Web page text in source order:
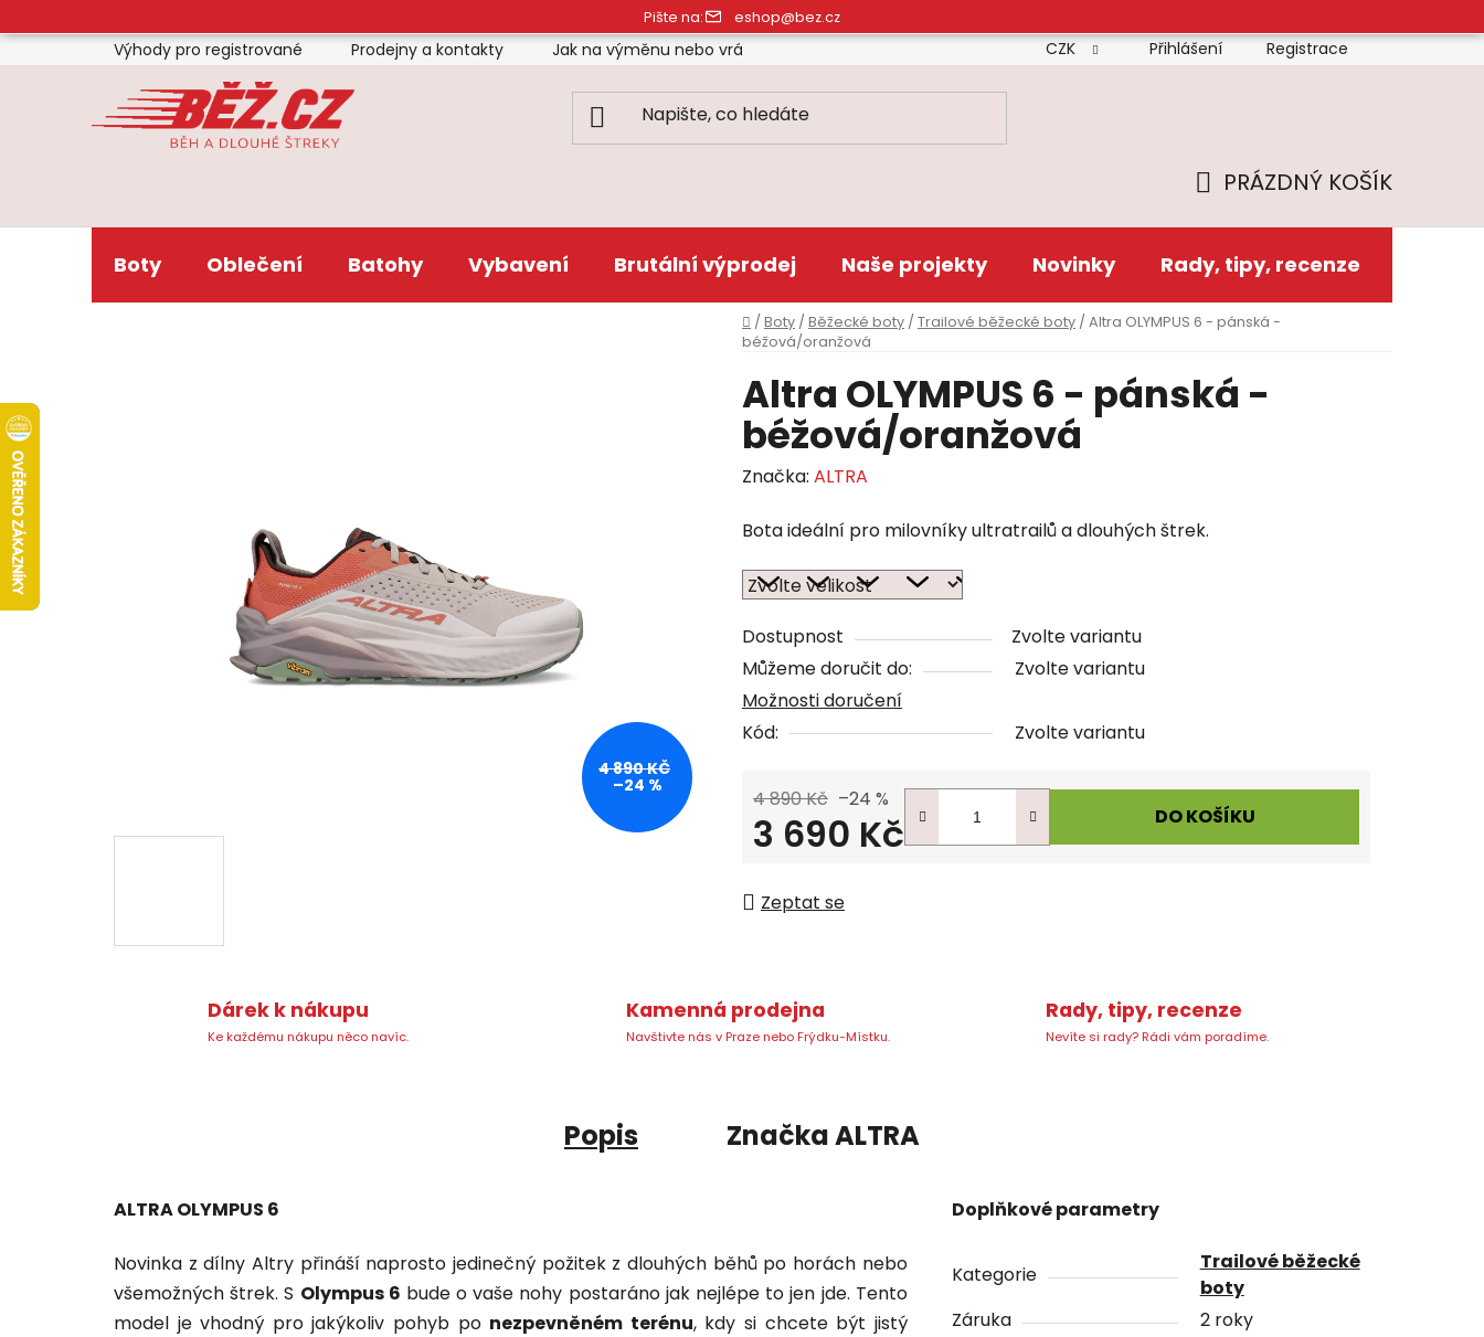
na
obsah
Pište na: eshop@bez.cz
Výhody pro registrované Prodejny a kontakty Jak na výměnu nebo vrácení zboží Doprava Platba Reklamační řád
CZK Přihlášení Registrace
KOŠÍK
PRÁZDNÝ KOŠÍK
Boty Oblečení Batohy Vybavení Brutální výprodej Naše projekty Novinky Rady, tipy, recenze
Domů
/ Boty / Běžecké boty / Trailové běžecké boty / Altra OLYMPUS 6 - pánská -
béžová/oranžová
Altra OLYMPUS 6 - pánská -
béžová/oranžová
Značka: ALTRA
Bota ideální pro milovníky ultratrailů a dlouhých štrek.
Dostupnost
Zvolte variantu
Můžeme doručit do:
Zvolte variantu
Možnosti doručení
Kód:
Zvolte variantu
4 890 Kč –24 %
3 690 Kč DO KOŠÍKU
Zeptat se
4 890 KČ
–24 %
Dárek k nákupu
Ke každému nákupu něco navíc.
Kamenná prodejna
Navštivte nás v Praze nebo Frýdku-Místku.
Rady, tipy, recenze
Nevíte si rady? Rádi vám poradíme.
Popis ZnačkaALTRA
ALTRA OLYMPUS 6
Novinka z dílny Altry přináší naprosto jedinečný požitek z dlouhých běhů po horách nebo
všemožných štrek. S Olympus 6 bude o vaše nohy postaráno jak nejlépe to jen jde. Tento
model je vhodný pro jakýkoliv pohyb po nezpevněném terénu, kdy si chcete být jistý
Doplňkové parametry
Kategorie
Trailové běžecké
boty
Záruka
2 roky